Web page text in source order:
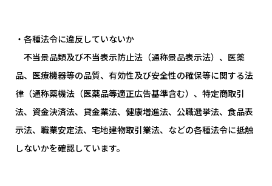
・各種法令に違反していないか
不当景品類及び不当表示防止法（通称景品表示法）、医薬
品、医療機器等の品質、有効性及び安全性の確保等に関する法
律（通称薬機法（医薬品等適正広告基準含む）、特定商取引
法、資金決済法、貸金業法、健康増進法、公職選挙法、食品表
示法、職業安定法、宅地建物取引業法、などの各種法令に抵触
しないかを確認しています。